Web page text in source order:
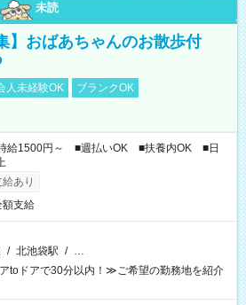
未読
】おばあちゃんのお散歩付
人未経験OK
ブランクOK
給1500円～ ■週払いOK ■扶養内OK ■日
あり
額支給
/ 北池袋駅 / …
toドアで30分以内！≫ご希望の勤務地を紹介